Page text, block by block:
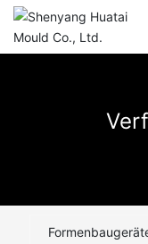
Produktzentrum